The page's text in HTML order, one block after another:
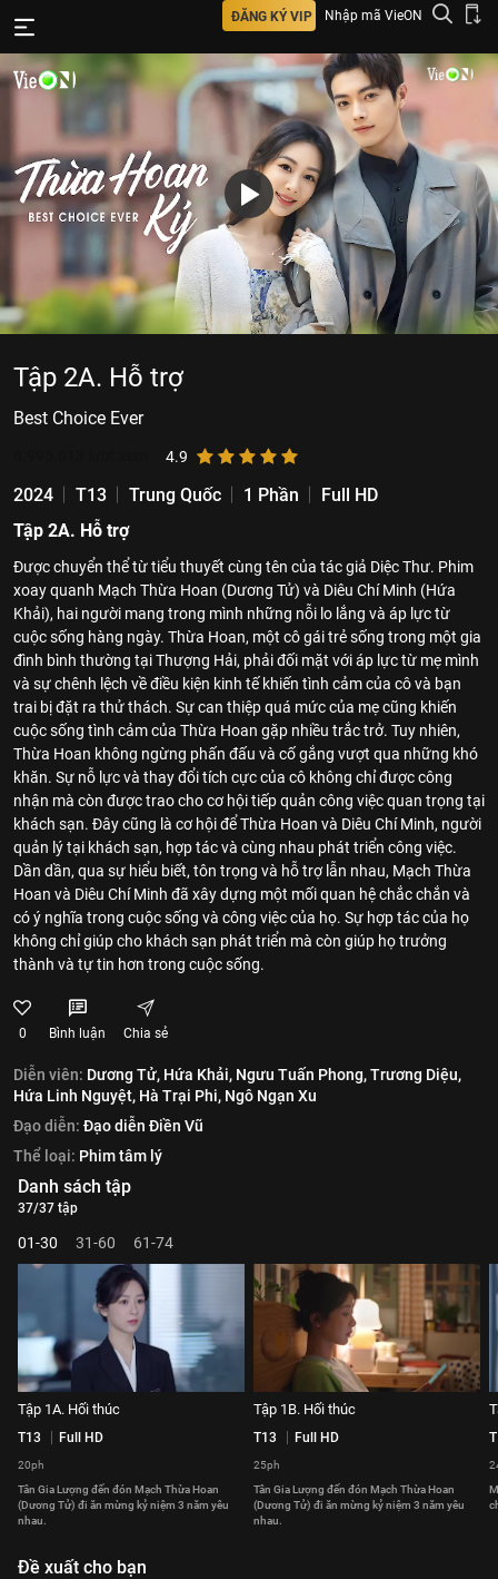
ĐĂNG KÝ VIP Nhập mã VieON
Tập 2A. Hỗ trợ
Best Choice Ever
4.9
2024 T13 Trung Quốc 1 Phần
Full HD
Tập 2A. Hỗ trợ
Được chuyển thể từ tiểu thuyết cùng tên của tác giả Diệc Thư. Phim
xoay quanh Mạch Thừa Hoan (Dương Tử) và Diêu Chí Minh (Hứa
Khải), hai người mang trong mình những nỗi lo lắng và áp lực từ
cuộc sống hàng ngày. Thừa Hoan, một cô gái trẻ sống trong một gia
đình bình thường tại Thượng Hải, phải đối mặt với áp lực từ mẹ mình
và sự chênh lệch về điều kiện kinh tế khiến tình cảm của cô và bạn
trai bị đặt ra thử thách. Sự can thiệp quá mức của mẹ cũng khiến
cuộc sống tình cảm của Thừa Hoan gặp nhiều trắc trở. Tuy nhiên,
Thừa Hoan không ngừng phấn đấu và cố gắng vượt qua những khó
khăn. Sự nỗ lực và thay đổi tích cực của cô không chỉ được công
nhận mà còn được trao cho cơ hội tiếp quản công việc quan trọng tại
khách sạn. Đây cũng là cơ hội để Thừa Hoan và Diêu Chí Minh, người
quản lý tại khách sạn, hợp tác và cùng nhau phát triển công việc.
Dần dần, qua sự hiểu biết, tôn trọng và hỗ trợ lẫn nhau, Mạch Thừa
Hoan và Diêu Chí Minh đã xây dựng một mối quan hệ chắc chắn và
có ý nghĩa trong cuộc sống và công việc của họ. Sự hợp tác của họ
không chỉ giúp cho khách sạn phát triển mà còn giúp họ trưởng
thành và tự tin hơn trong cuộc sống.
0 Bình luận Chia sẻ
Diễn viên: Dương Tử, Hứa Khải, Ngưu Tuấn Phong,Trương Diệu,
Hứa Linh Nguyệt, Hà Trại Phi, Ngô Ngạn Xu
Đạo diễn: Đạo diễn Điền Vũ
Thể loại: Phim tâm lý
Danh sách tập
37/37 tập
01-30 31-60 61-74
Tập 1A. Hối thúc
T13 Full HD
20ph
Tân Gia Lượng đến đón Mạch Thừa Hoan
(Dương Tử) đi ăn mừng kỷ niệm 3 năm yêu
nhau.
Tập 1B. Hối thúc
T13 Full HD
25ph
Tân Gia Lượng đến đón Mạch Thừa Hoan
(Dương Tử) đi ăn mừng kỷ niệm 3 năm yêu
nhau.
Đề xuất cho bạn